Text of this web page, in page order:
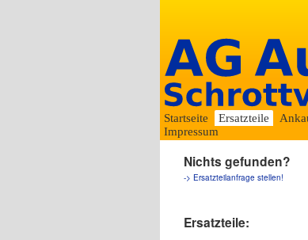
Startseite Ersatzteile
Impressum
Nichts gefunden?
-> Ersatzteilanfrage stellen!
Ersatzteile: